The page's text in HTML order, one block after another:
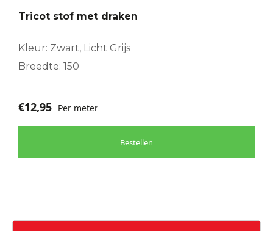
Tricot stof met draken
Kleur: Zwart, Licht Grijs
Breedte: 150
€12,95 Per meter
Bestellen